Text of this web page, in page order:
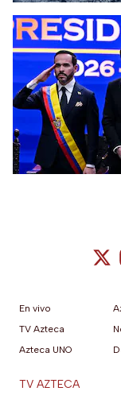
En vivo
TV Azteca
Azteca UNO
TV AZTECA